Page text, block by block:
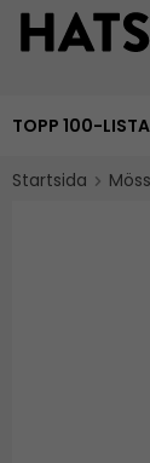
TOPP 100-
Startsida